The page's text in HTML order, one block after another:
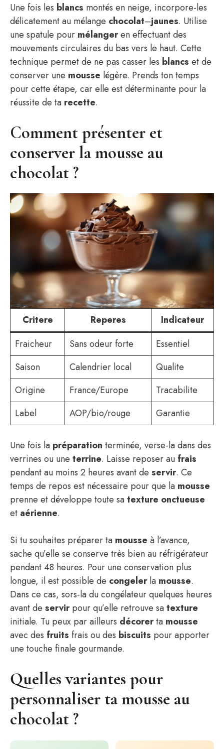
Une fois les blancs montés en neige, incorpore-les
délicatement au mélange chocolat–jaunes. Utilise
une spatule pour mélangeren effectuant des
mouvements circulaires du bas vers le haut. Cette
technique permet de ne pas casser les blancs et de
conserver une mousse légère. Prends ton temps
pour cette étape, car elle est déterminante pour la
réussite de ta recette.
Comment présenter et
conserver la mousse au
chocolat ?
Critere Reperes
Indicateur
Fraicheur
Sans odeur forte
Essentiel
Saison
Calendrier local
Qualite
Origine
France/Europe
Tracabilite
Label
AOP/bio/rouge Garantie
Une fois la préparation terminée, verse-la dans des
verrines ou une terrine. Laisse reposer au frais
pendant au moins 2 heures avant de servir. Ce
temps de repos est nécessaire pour que la mousse
prenne et développe toute satexture onctueuse
et aérienne.
Si tu souhaites préparer ta mousse à l’avance,
sache qu’elle se conserve très bien au réfrigérateur
pendant 48 heures. Pour une conservation plus
longue, il est possible de congelerla mousse.
Dans ce cas, sors-la du congélateur quelques heures
avant de servirpour qu’elle retrouve satexture
initiale. Tu peux par ailleurs décorerta mousse
avec des fruits frais ou des biscuits pour apporter
une touche finale gourmande.
Quelles variantes pour
personnaliser ta mousse au
chocolat ?